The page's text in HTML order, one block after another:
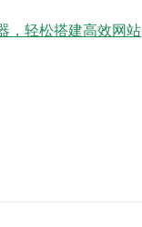
，轻松搭建高效网站